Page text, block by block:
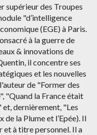
supérieur des Troupes
"d’intelligence
(EGE) à Paris.
à la guerre de
& innovations de
il concentre ses
et les nouvelles
de "Former des
"Quand la France était
et, dernièrement, "Les
la Plume et l’Epée). Il
et à titre personnel. Il a